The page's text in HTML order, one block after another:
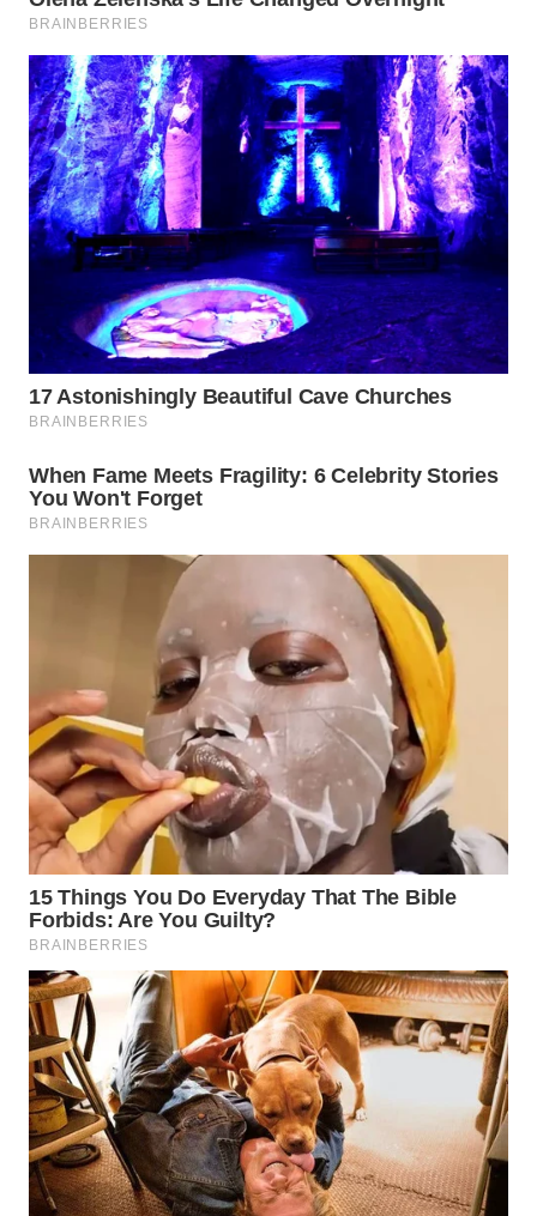
WAHANA
KONSUMEN
WAHANA
LISTRIK
WAHANA
TRAVEL
WAHANA
TV
WAHANANEWS
ID
WAHANANEWS
CO ID
SPORT
WAHANA
UMKM
WAHANA
SELEB
WAHANA
WAHANA
OTOMOTIF
WAHANA
HEALTH
WAHANA